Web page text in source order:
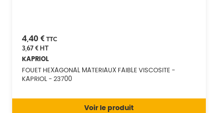
4,40 € TTC
3,67 €HT
KAPRIOL
FOUET HEXAGONAL MATERIAUX FAIBLE VISCOSITE -
KAPRIOL - 23700
Voir le produit